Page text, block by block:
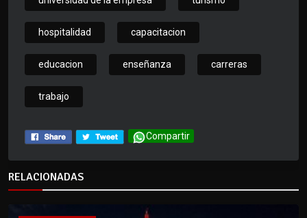
hospitalidad capacitacion
educacion enseñanza carreras
trabajo
Compartir
RELACIONADAS